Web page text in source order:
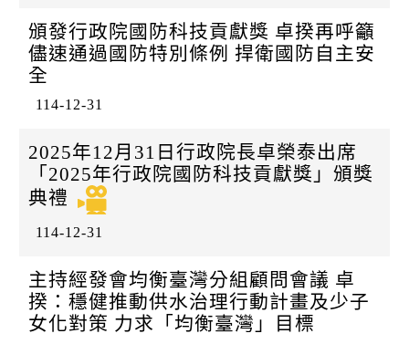
頒發行政院國防科技貢獻獎 卓揆再呼籲
儘速通過國防特別條例 捍衛國防自主安
全
114-12-31
2025年12月31日行政院長卓榮泰出席
「2025年行政院國防科技貢獻獎」頒獎
典禮
114-12-31
主持經發會均衡臺灣分組顧問會議 卓
揆：穩健推動供水治理行動計畫及少子
女化對策 力求「均衡臺灣」目標